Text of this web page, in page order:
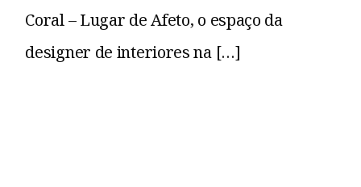
Coral – Lugar de Afeto, o espaço da
designer de interiores na […]